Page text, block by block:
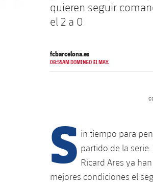
quieren seguir
el 2 a 0
fcbarcelona.es
08:55AM DOMINGO 31 MAY.
S in tiempo para
partido de la
Ricard Ares ya
mejores condiciones el